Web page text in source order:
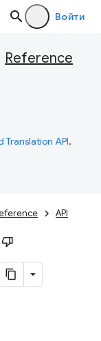
Войти
Reference
Translation API.
API